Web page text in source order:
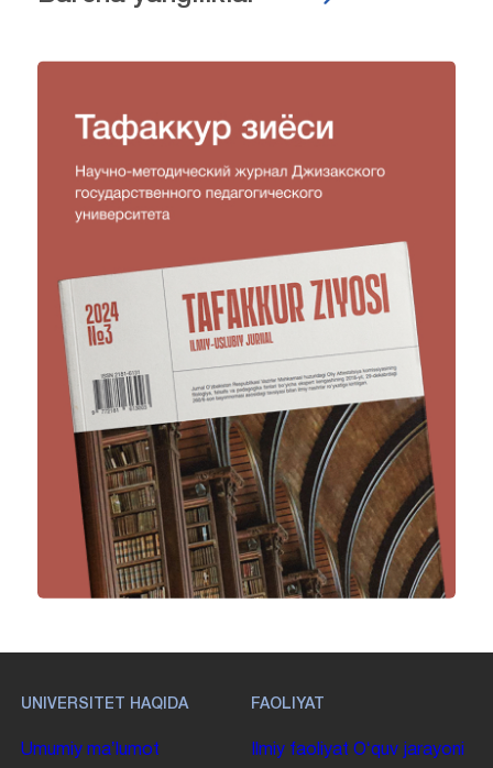
UNIVERSITET HAQIDA
Umumiy maʼlumot
FAOLIYAT
Ilmiy faoliyat Oʻquv jarayoni